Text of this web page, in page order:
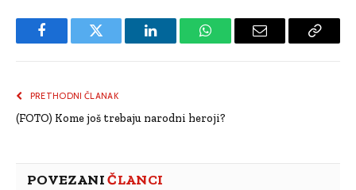
FacebookTwitter LinkedInWhatsAppEmail
Copy
PRETHODNI ČLANAK
(FOTO) Kome još trebaju narodni heroji?
POVEZANIČLANCI